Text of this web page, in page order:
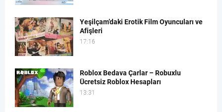
Yeşilçam’daki Erotik Film Oyuncuları ve
Afişleri
17:16
Roblox Bedava Çarlar – Robuxlu
Ücretsiz Roblox Hesapları
13:31